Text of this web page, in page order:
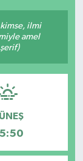
ilmi
amel